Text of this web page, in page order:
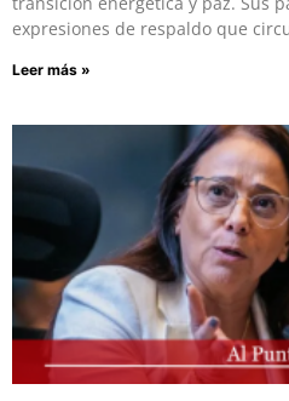
expresiones de respaldo que
Leer más »